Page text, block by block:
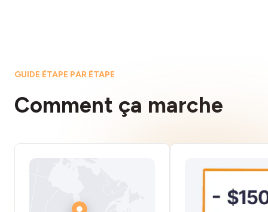
GUIDE ÉTAPE PAR ÉTAPE
Comment ça marche